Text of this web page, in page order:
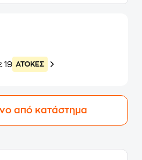
19 ATOKEΣ
από κατάστημα